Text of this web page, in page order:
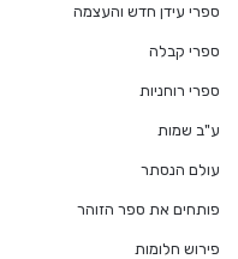
ספרי עידן חדש והעצמה
ספרי קבלה
ספרי רוחניות
ע"ב שמות
עולם הנסתר
פותחים את ספר הזוהר
פירוש חלומות